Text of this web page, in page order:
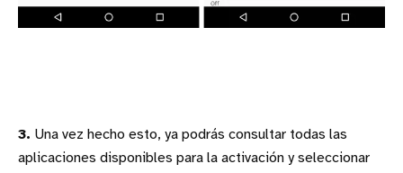
3. Una vez hecho esto, ya podrás consultar todas las
aplicaciones disponibles para la activación y seleccionar